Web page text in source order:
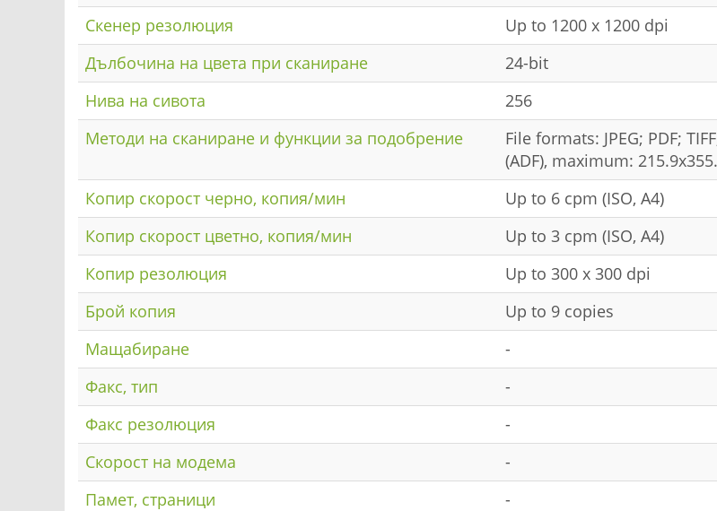
Скенер резолюция
Up to 1200 x 1200 dpi
Дълбочина на цвета при сканиране
24-bit
Нива на сивота
256
Методи на сканиране и функции за подобрение
File formats: JPEG; PDF;
(ADF), maximum:
Копир скорост черно, копия/мин
Up to 6 cpm (ISO, A4)
Копир скорост цветно, копия/мин
Up to 3 cpm (ISO, A4)
Копир резолюция
Up to 300 x 300 dpi
Брой копия
Up to 9 copies
Мащабиране
-
Факс, тип
-
Факс резолюция
-
Скорост на модема
-
Памет, страници
-